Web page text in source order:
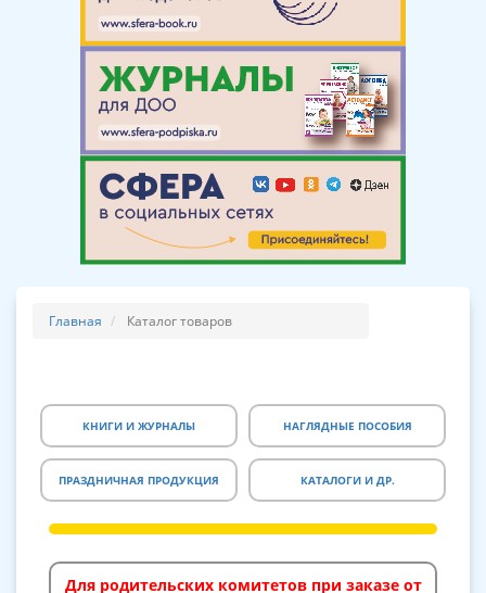
Главная Каталог товаров
КНИГИ И ЖУРНАЛЫ НАГЛЯДНЫЕ ПОСОБИЯ
ПРАЗДНИЧНАЯ ПРОДУКЦИЯ КАТАЛОГИ И ДР.
Для родительских комитетов при заказе от